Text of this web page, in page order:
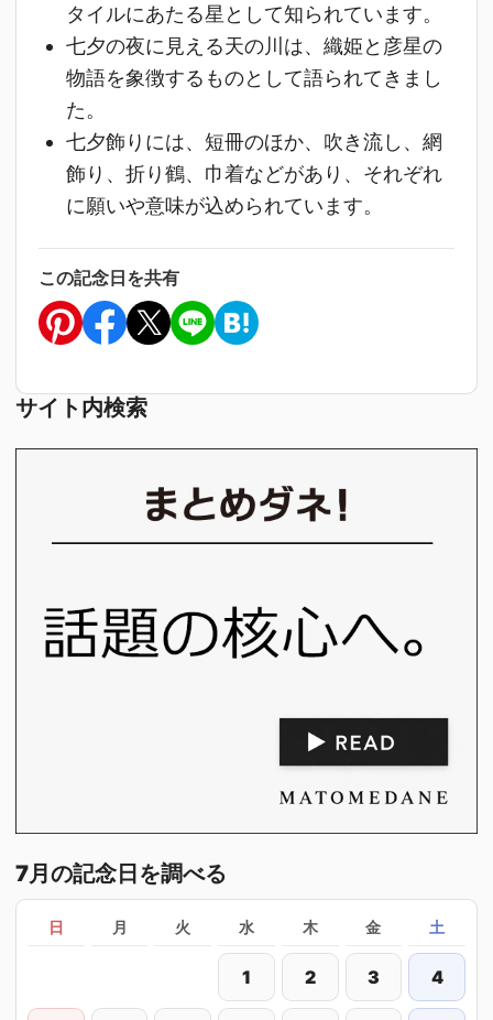
タイルにあたる星として知られています。
七夕の夜に見える天の川は、織姫と彦星の
物語を象徴するものとして語られてきまし
た。
七夕飾りには、短冊のほか、吹き流し、網
飾り、折り鶴、巾着などがあり、それぞれ
に願いや意味が込められています。
この記念日を共有
サイト内検索
7月の記念日を調べる
日 月 火 水 木 金 土
1 2 3 4